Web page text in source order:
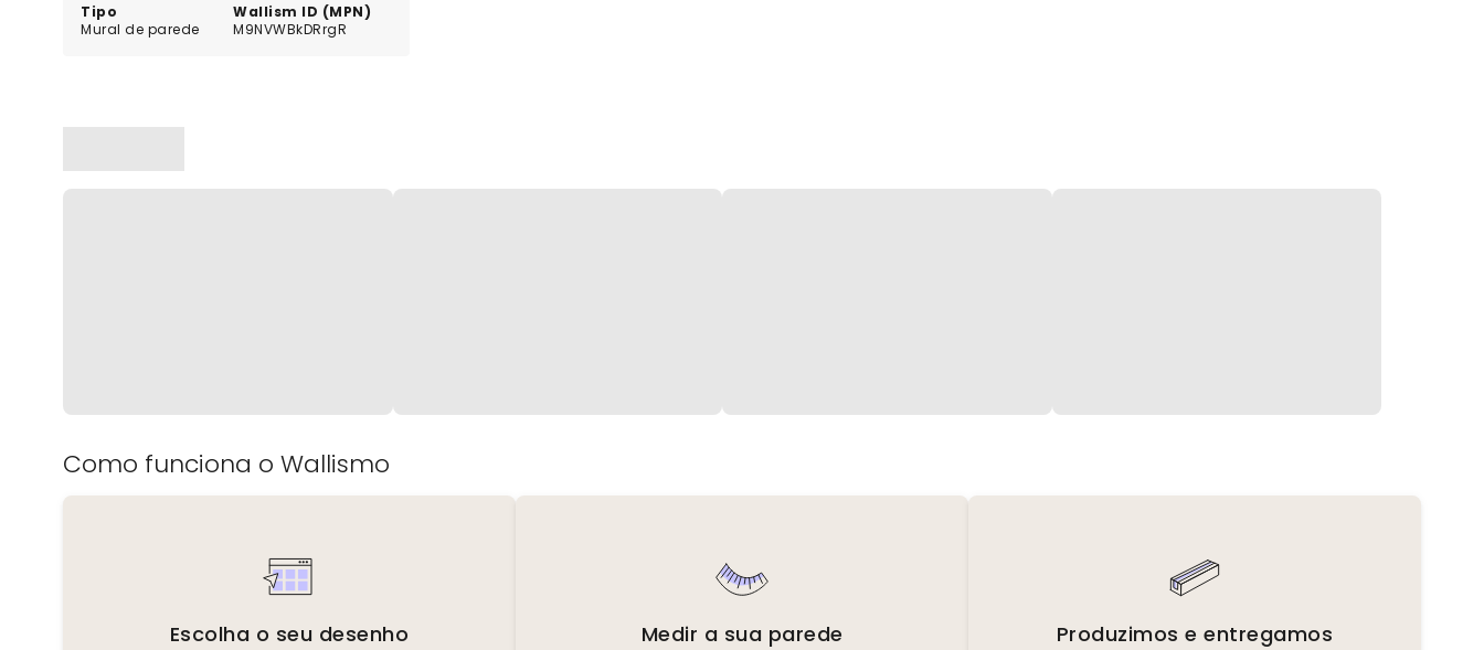
Tipo
Mural de parede
Wallism ID (MPN)
M9NVWBkDRrgR
Como funciona o Wallismo
Escolha o seu desenho Medir a sua parede Produzimos e entregamos